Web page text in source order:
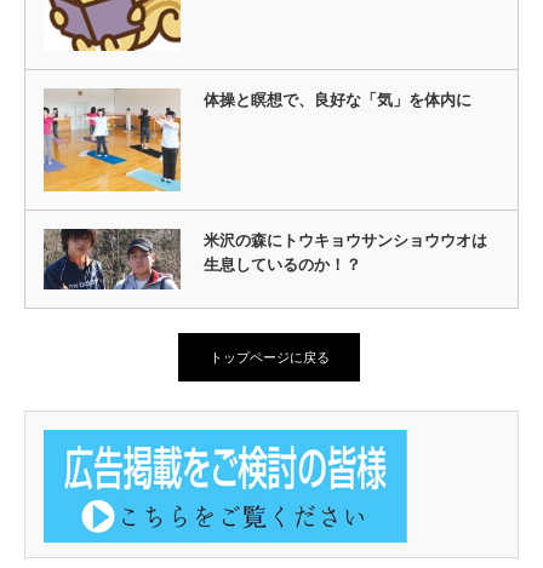
体操と瞑想で、良好な「気」を体内に
米沢の森にトウキョウサンショウウオは
生息しているのか！？
トップページに戻る